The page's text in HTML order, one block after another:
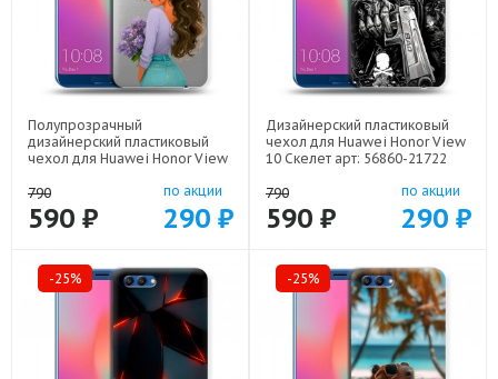
Полупрозрачный
дизайнерский пластиковый
чехол для Huawei Honor View
22547
790
590 ₽
по акции
290 ₽
Дизайнерский пластиковый
чехол для Huawei Honor View
10 Скелет арт: 56860-21722
790
590 ₽
по акции
290 ₽
-25% -25%